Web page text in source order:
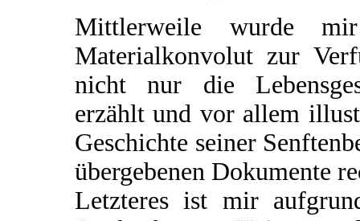
Mittlerweile wurde
Materialkonvolut zur
nicht nur die
erzählt und vor allem
Geschichte seiner
übergebenen Dokumente
Letzteres ist mir